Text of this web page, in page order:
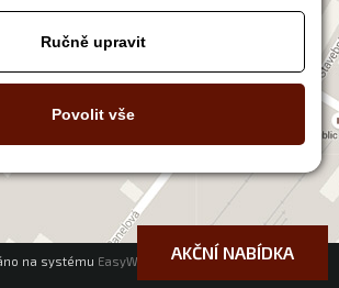
AKČNÍ NABÍDKA
Ručně upravit
Povolit vše
na systému EasyWeb Tvorba eshopu© 2026 - CS